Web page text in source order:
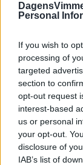
Personal
If you wish to
processing of
targeted
section to
opt-out request
interest-based
us or personal
your opt-out.
disclosure of
IAB’s list of